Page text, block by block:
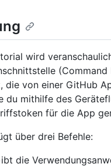
wird
(Command
die von einer GitHub
du mithilfe des
für die App
über drei Befehle:
die